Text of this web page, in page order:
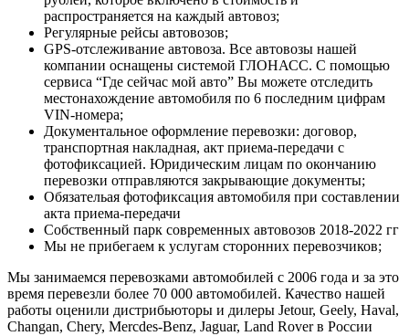
распространяется на каждый автовоз;
Регулярные рейсы автовозов;
GPS-отслеживание автовоза. Все автовозы нашей
компании оснащены системой ГЛОНАСС. С помощью
сервиса “Где сейчас мой авто” Вы можете отследить
местонахождение автомобиля по 6 последним цифрам
VIN-номера;
Документальное оформление перевозки: договор,
транспортная накладная, акт приема-передачи с
фотофиксацией. Юридическим лицам по окончанию
перевозки отправляются закрывающие документы;
Обязательая фотофиксация автомобиля при составлении
акта приема-передачи
Собственный парк современных автовозов 2018-2022 гг
Мы не прибегаем к услугам сторонних перевозчиков;
Мы занимаемся перевозками автомобилей с 2006 года и за это
время перевезли более 70 000 автомобилей. Качество нашей
работы оценили дистрибьюторы и дилеры Jetour, Geely, Haval,
Changan, Chery, Mercdes-Benz, Jaguar, Land Rover в России